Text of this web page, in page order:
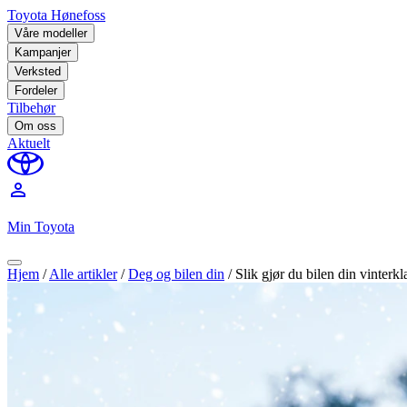
Toyota Hønefoss
Våre modeller
Kampanjer
Verksted
Fordeler
Tilbehør
Om oss
Aktuelt
perm_identity
Min Toyota
Hjem /Alle artikler /Deg og bilen din / Slik gjør du bilen din